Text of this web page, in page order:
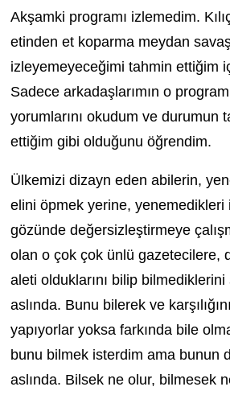
Akşamki programı izlemedim.
etinden et koparma meydan
izleyemeyeceğimi tahmin ettiğim
Sadece arkadaşlarımın o
yorumlarını okudum ve durumun
ettiğim gibi olduğunu öğrendim.
Ülkemizi dizayn eden abilerin,
elini öpmek yerine, yenemedikleri
gözünde değersizleştirmeye
olan o çok çok ünlü gazetecilere,
aleti olduklarını bilip
aslında. Bunu bilerek ve
yapıyorlar yoksa farkında bile
bunu bilmek isterdim ama bunun
aslında. Bilsek ne olur, bilmesek